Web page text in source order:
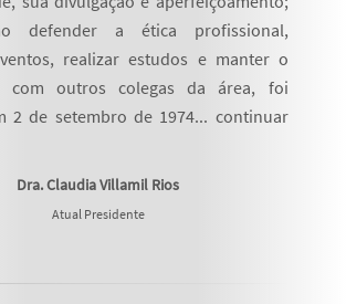
defender a ética profissional,
realizar estudos e manter o
com outros colegas da área, foi
2 de setembro de 1974... continuar
Dra. Claudia Villamil Rios
Atual Presidente